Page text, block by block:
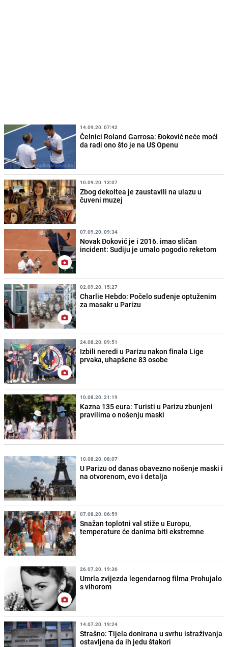
14.09.20. 07:42
Čelnici Roland Garrosa: Đoković neće moći
da radi ono što je na US Openu
10.09.20. 13:07
Zbog dekoltea je zaustavili na ulazu u
čuveni muzej
07.09.20. 09:34
Novak Đoković je i 2016. imao sličan
incident: Sudiju je umalo pogodio reketom
02.09.20. 15:27
Charlie Hebdo: Počelo suđenje optuženim
za masakr u Parizu
24.08.20. 09:51
Izbili neredi u Parizu nakon finala Lige
prvaka, uhapšene 83 osobe
10.08.20. 21:19
Kazna 135 eura: Turisti u Parizu zbunjeni
pravilima o nošenju maski
10.08.20. 08:07
U Parizu od danas obavezno nošenje maski i
na otvorenom, evo i detalja
07.08.20. 06:59
Snažan toplotni val stiže u Europu,
temperature će danima biti ekstremne
26.07.20. 19:36
Umrla zvijezda legendarnog filma Prohujalo
s vihorom
14.07.20. 19:24
Strašno: Tijela donirana u svrhu istraživanja
ostavljena da ih jedu štakori